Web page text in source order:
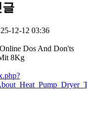
글
25-12-12 03:36
Dos And Don'ts
8Kg